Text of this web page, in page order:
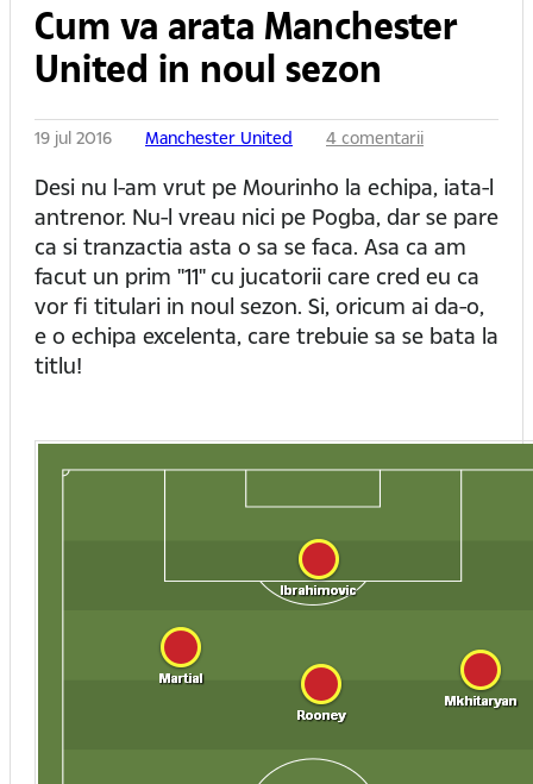
Cum va arata Manchester
United in noul sezon
19 jul 2016 Manchester United 4 comentarii
Desi nu l-am vrut pe Mourinho la echipa, iata-l
antrenor. Nu-l vreau nici pe Pogba, dar se pare
ca si tranzactia asta o sa se faca. Asa ca am
facut un prim "11" cu jucatorii care cred eu ca
vor fi titulari in noul sezon. Si, oricum ai da-o,
e o echipa excelenta, care trebuie sa se bata la
titlu!